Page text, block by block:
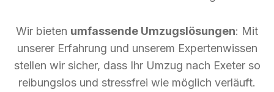
Wir bieten umfassende Umzugslösungen: Mit
unserer Erfahrung und unserem Expertenwissen
stellen wir sicher, dass Ihr Umzug nach Exeter so
reibungslos und stressfrei wie möglich verläuft.